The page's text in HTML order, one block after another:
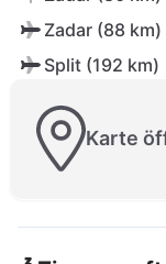
Zadar (88 km)
Split (192 km)
Karte